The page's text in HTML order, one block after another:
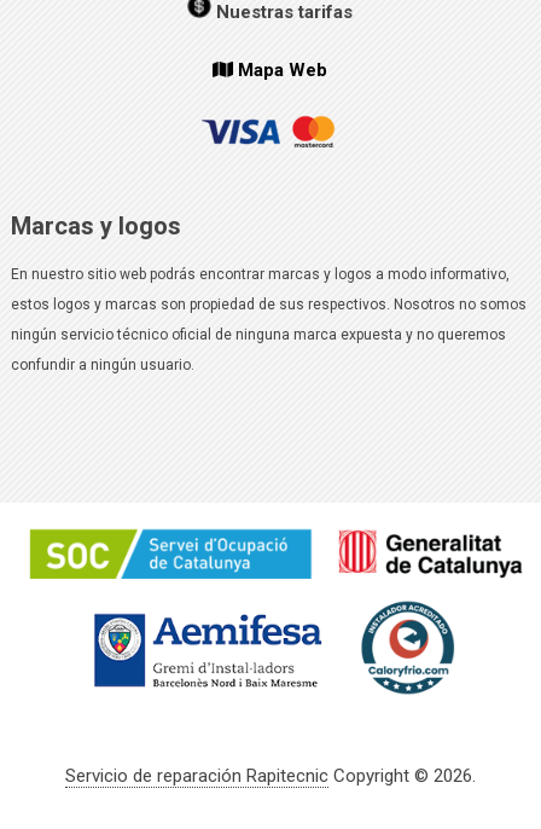
Nuestras tarifas
Mapa Web
Marcas y logos
En nuestro sitio web podrás encontrar marcas y logos a modo informativo,
estos logos y marcas son propiedad de sus respectivos. Nosotros no somos
ningún servicio técnico oficial de ninguna marca expuesta y no queremos
confundir a ningún usuario.
Servicio de reparación RapitecnicCopyright © 2026.